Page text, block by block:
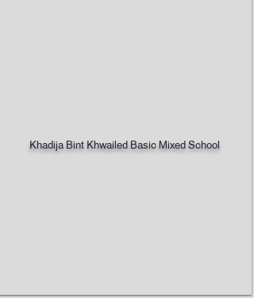
Khadija Bint Khwailed Basic Mixed School